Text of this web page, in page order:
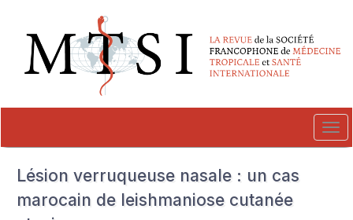
##plugins.themes.novelty.accessible_menu.main_navigation##
##plugins.themes.novelty.accessible_menu.main_content##
##plugins.themes.novelty.accessible_menu.sidebar##
Lésion verruqueuse nasale : un cas
marocain de leishmaniose cutanée